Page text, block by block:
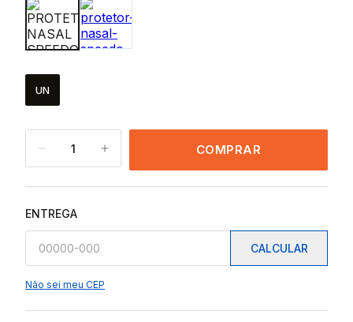
UN
1 COMPRAR
ENTREGA
CALCULAR
Não sei meu CEP